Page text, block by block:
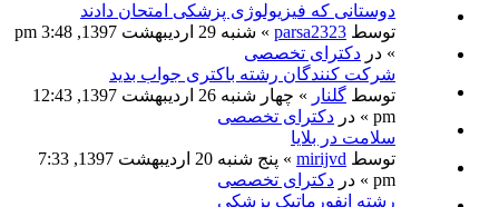
دوستانی که فیزیولوژی پزشکی امتحان دادند
توسط parsa2323
» شنبه 29 اردیبهشت 1397, 3:48 pm
» در دکترای تخصصی
شرکت کنندگان رشته باکتری جواب بدید
توسط گلنار
» چهار شنبه 26 اردیبهشت 1397, 12:43
pm » در
دکترای تخصصی
سلامت در بلایا
توسط mirijvd
» پنج شنبه 20 اردیبهشت 1397, 7:33
pm » در
دکترای تخصصی
رشته انفورماتیک پزشکی